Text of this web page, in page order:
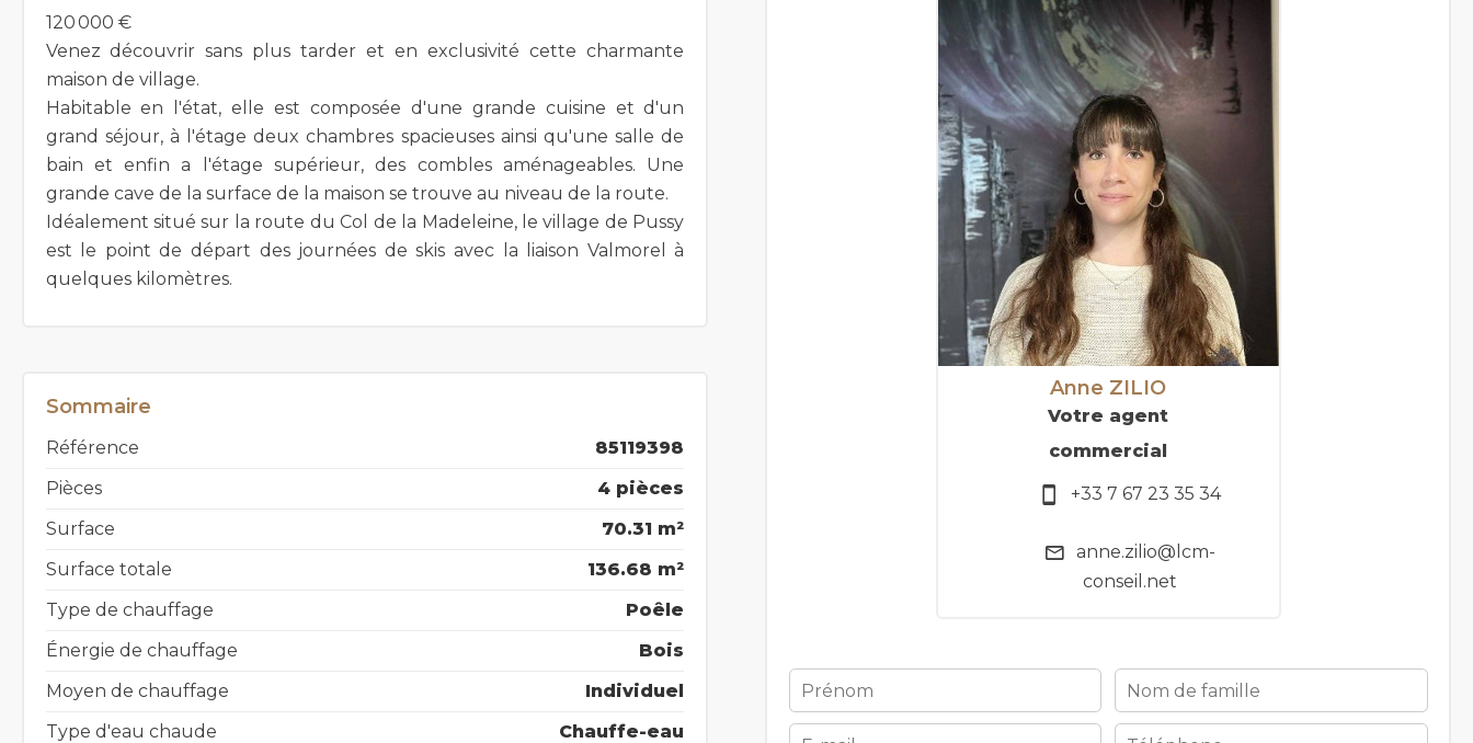
120 000 €
Venez découvrir sans plus tarder et en exclusivité cette charmante
maison de village.
Habitable en l'état, elle est composée d'une grande cuisine et d'un
grand séjour, à l'étage deux chambres spacieuses ainsi qu'une salle de
bain et enfin a l'étage supérieur, des combles aménageables. Une
grande cave de la surface de la maison se trouve au niveau de la route.
Idéalement situé sur la route du Col de la Madeleine, le village de Pussy
est le point de départ des journées de skis avec la liaison Valmorel à
quelques kilomètres.
Sommaire
Référence
85119398
Pièces
4 pièces
Surface
70.31 m²
Surface totale
136.68 m²
Type de chauffage
Poêle
Énergie de chauffage
Bois
Moyen de chauffage
Individuel
Type d'eau chaude
Chauffe-eau
Anne ZILIO
Votre agent
commercial
+33 7 67 23 35 34
anne.zilio@lcm-
conseil.net